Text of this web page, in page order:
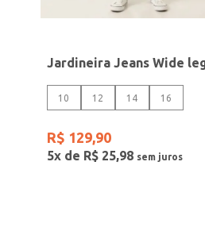
10 12 14 16
R$ 129,90
5x de R$ 25,98